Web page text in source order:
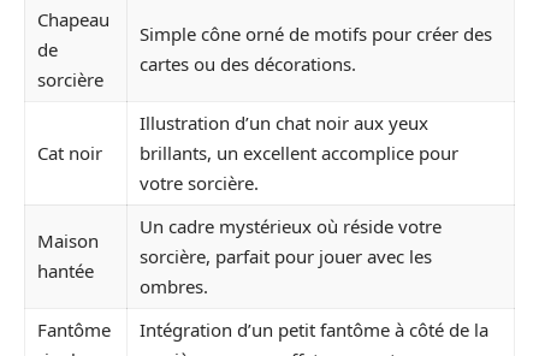
Chapeau
de
sorcière
Simple cône orné de motifs pour créer des
cartes ou des décorations.
Cat noir
Illustration d’un chat noir aux yeux
brillants, un excellent accomplice pour
votre sorcière.
Maison
hantée
Un cadre mystérieux où réside votre
sorcière, parfait pour jouer avec les
ombres.
Fantôme
Intégration d’un petit fantôme à côté de la